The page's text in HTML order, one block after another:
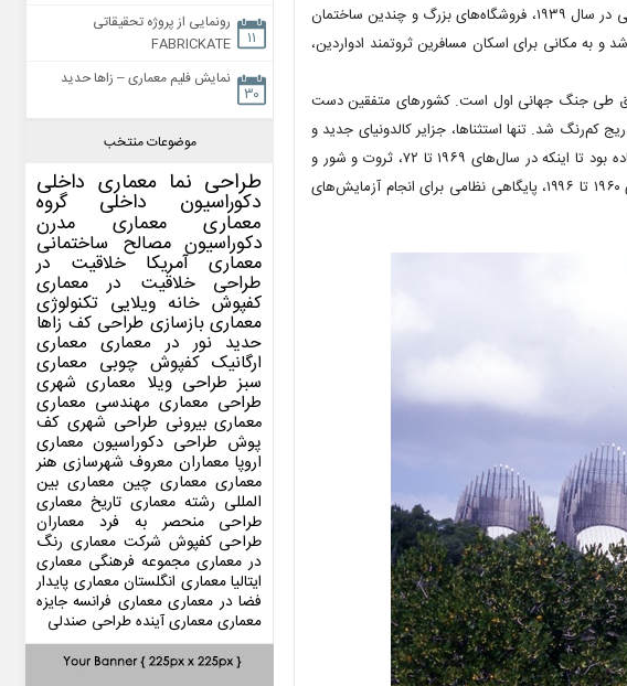
دادگاه و مدرسه برخوردار شد. ساخت یک بنای دولتی در سال ۱۹۲۸، اداره‌های دولتی در سال ۱۹۳۹، فروشگاه‌های بزرگ و چندین ساختمان
سال ۱۹۱۴، هتل بزرگ آرام ساخته شد و به مکانی برای اسکان مسافرین ثروتمند ادواردین،
طی جنگ جهانی اول است. کشورهای متفقین دست
کم‌رنگ شد. تنها استثناها، جزایر کالدونیای جدید و
تاهیتی فرانسه بودند.کالدونیای جدید تا قبل از رونق یافتن بازار نیکل، کاملاً دورافتاده بود تا اینکه در سال‌های ۱۹۶۹ تا ۷۲، ثروت و شور و
شوق جدیدی در جزیره اصلی منطقه، گراند ترا به راه انداخت. تاهیتی در سال‌های ۱۹۶۰ تا ۱۹۹۶، پایگاهی نظامی برای انجام آزمایش‌های
۱۱
رونمایی از پروژه تحقیقاتی
FABRICKATE
۳۰
نمایش فلیم معماری – زاها حدید
موضوعات منتخب
طراحی نما معماری داخلی
دکوراسیون داخلی گروه
معماری معماری مدرن
دکوراسیون مصالح ساختمانی
معماری آمریکا خلاقیت در
طراحی خلاقیت در معماری
کفپوش خانه ویلایی تکنولوژی
معماری بازسازی طراحی کف زاها
حدید نور در معماری معماری
ارگانیک کفپوش چوبی معماری
سبز طراحی ویلا معماری شهری
طراحی معماری مهندسی معماری
معماری بیرونی طراحی شهری کف
پوش طراحی دکوراسیون معماری
اروپا معماران معروف شهرسازی هنر
معماری معماری چین معماری بین
المللی رشته معماری تاریخ معماری
طراحی منحصر به فرد معماران
طراحی کفپوش شرکت معماری رنگ
در معماری مجموعه فرهنگی معماری
ایتالیا معماری انگلستان معماری پایدار
فضا در معماری معماری فرانسه جایزه
معماریمعماری آیندهطراحی صندلی